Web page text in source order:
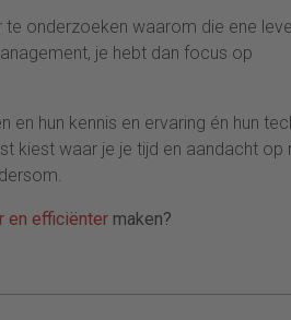
onderzoeken waarom die ene
je hebt dan focus op
hun kennis en ervaring én hun
kiest waar je je tijd en aandacht op
en efficiënter maken?